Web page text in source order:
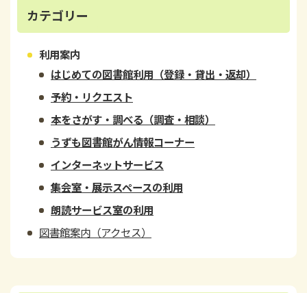
カテゴリー
利用案内
はじめての図書館利用（登録・貸出・返却）
予約・リクエスト
本をさがす・調べる（調査・相談）
うずも図書館がん情報コーナー
インターネットサービス
集会室・展示スペースの利用
朗読サービス室の利用
図書館案内（アクセス）